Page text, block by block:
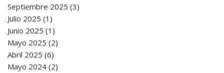
Septiembre 2025 (3)
Julio 2025 (1)
Junio 2025 (1)
Mayo 2025 (2)
Abril 2025 (6)
Mayo 2024 (2)